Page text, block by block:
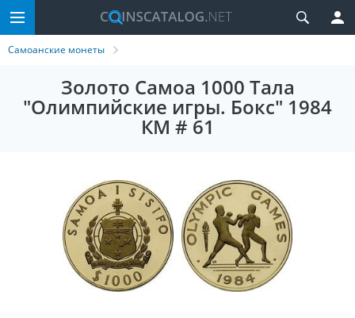
Самоанские монеты
Золото Самоа 1000 Тала
"Олимпийские игры. Бокс" 1984
КМ # 61